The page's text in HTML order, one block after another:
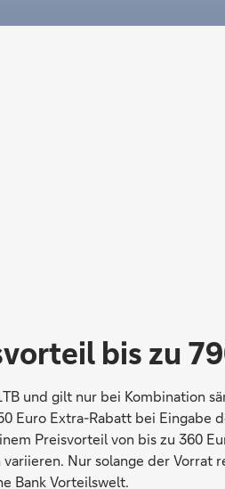
bis zu
und gilt nur bei Kombination
Euro Extra-Rabatt bei Eingabe
Preisvorteil von bis zu 360
Nur solange der Vorrat
Bank Vorteilswelt.